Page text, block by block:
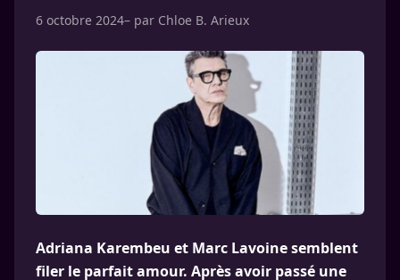
6 octobre 2024– par Chloe B. Arieux
Adriana Karembeu et Marc Lavoine semblent
filer le parfait amour. Après avoir passé une